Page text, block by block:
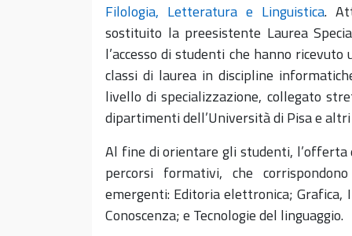
Filologia, Letteratura e Linguistica.
sostituito la preesistente Laurea
l’accesso di studenti che hanno
classi di laurea in discipline
livello di specializzazione, collegato
dipartimenti dell’Università di Pisa e
Al fine di orientare gli studenti,
percorsi formativi, che
emergenti: Editoria elettronica;
Conoscenza; e Tecnologie del linguaggio.